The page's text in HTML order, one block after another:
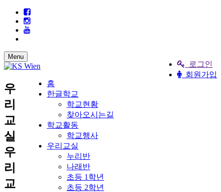
로그인
회원가입
Menu
홈
한글학교
학교현황
찾아오시는길
학교활동
학교행사
우리교실
누리반
나래반
초등 1학년
초등 2학년
우
리
교
실
우
리
교